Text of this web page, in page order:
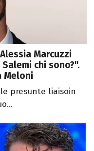
Marcuzzi
chi sono?".
Meloni
presunte liaisoin